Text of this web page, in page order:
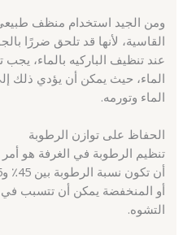
ومن الجيد استخدام منظف طبيعي
القاسية، لأنها قد تلحق ضررًا
عند تنظيف الباركيه بالماء،
الماء، حيث يمكن أن يؤدي ذلك
الماء وتورمه.
الحفاظ على توازن الرطوبة
تنظيم الرطوبة في الغرفة هو
أو المنخفضة يمكن أن تتسبب في
التشوه.